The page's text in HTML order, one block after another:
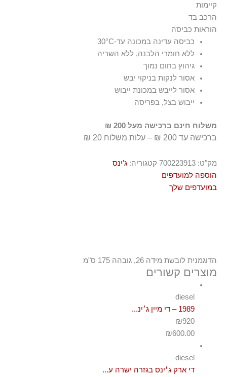
קיימות
ראשוניים
הרכב בד
99% כותנה 1% אלסטן-ספנדקס
הוראות כביסה
כביסה עדינה במכונה עד-30°C
ללא חומרי הלבנה, ללא השריה
גיהוץ בחום נמוך
אסור לנקות בניקוי יבש
אסור לייבש במכונת ייבוש
ייבוש בצל, בפריסה
משלוח חינם ברכישה מעל 200 ₪
ברכישה עד 200 ₪ – עלות משלוח 20 ₪
מק"ט: 700223913 קטגוריה: ג'ינס
הוספה למועדפים
במועדפים שלך
הדוגמנית לובשת מידה 26, גובהה 175 ס"מ
מוצרים קשורים
diesel
1989 – די מיין ג׳ינ...
₪920
₪600.00
diesel
די ארק ג׳ינס בגזרה ישרה ע...